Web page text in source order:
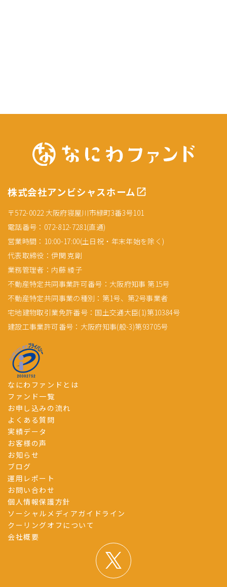
株式会社アンビシャスホーム
〒572-0022 大阪府寝屋川市緑町3番3号101
電話番号：072-812-7281(直通)
営業時間：10:00-17:00(土日祝・年末年始を除く)
代表取締役：伊関 克剛
業務管理者：内藤 綾子
不動産特定共同事業許可番号：大阪府知事 第15号
不動産特定共同事業の種別：第1号、第2号事業者
宅地建物取引業免許番号：国土交通大臣(1)第10384号
建設工事業許可番号：大阪府知事(般-3)第93705号
なにわファンドとは
ファンド一覧
お申し込みの流れ
よくある質問
実績データ
お客様の声
お知らせ
ブログ
運用レポート
お問い合わせ
個人情報保護方針
ソーシャルメディアガイドライン
クーリングオフについて
会社概要